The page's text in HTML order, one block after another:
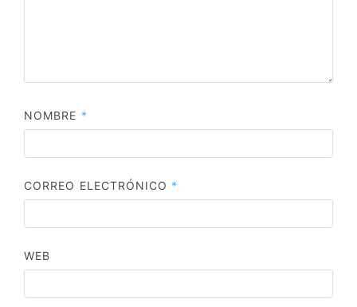
NOMBRE *
CORREO ELECTRÓNICO *
WEB